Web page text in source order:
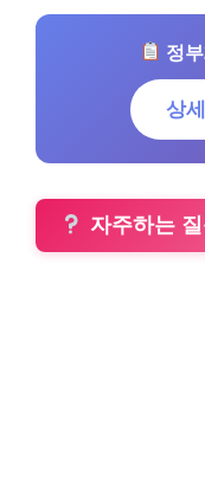
정
상
자주하는